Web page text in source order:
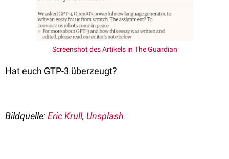
Screenshot des Artikels in The Guardian
Hat euch GTP-3 überzeugt?
Bildquelle:Eric Krull, Unsplash